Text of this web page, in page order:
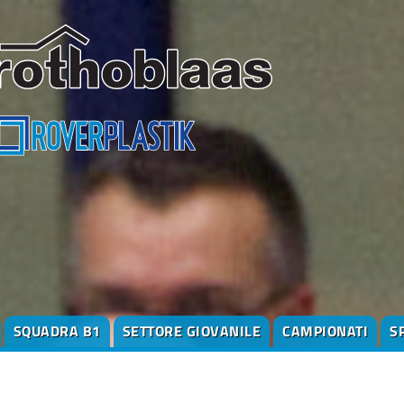
SQUADRA B1 SETTORE GIOVANILE CAMPIONATI